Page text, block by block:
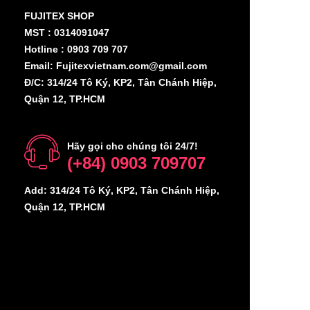
FUJITEX SHOP
MST : 0314091047
Hotline : 0903 709 707
Email: Fujitexvietnam.com@gmail.com
Đ/C: 314/24 Tô Ký, KP2, Tân Chánh Hiệp,
Quận 12, TP.HCM
Hãy gọi cho chúng tôi 24/7!
(+84) 0903 709707
Add: 314/24 Tô Ký, KP2, Tân Chánh Hiệp,
Quận 12, TP.HCM